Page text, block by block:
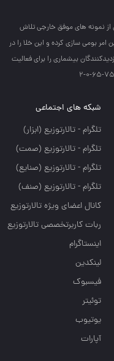
از نمونه هاي موفق خارجي تلاش
امر بومي سازي كرده و اين خلا را در
بيشماري را براي فعاليت
شبکه های اجتماعی
تلگرام - تالارتوزيع (ابزار)
تلگرام - تالارتوزيع (صمت)
تلگرام - تالارتوزيع (صنايع)
تلگرام - تالارتوزیع (صنف)
کانال اعضای ویژه تالارتوزیع
ربات کاربرتخصصی تالارتوزیع
اینستاگرام
لینکدین
فیسبوک
توئیتر
یوتیوب
آپارات